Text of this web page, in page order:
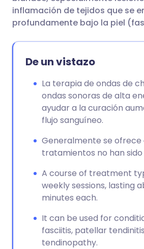
Compartir en
Compartir en X
Compartir vía
Copiar enlace
🇪🇸 Español
🇮🇳 हिन्दी
🇸🇦 عربي
inflamación de tejidos que se
profundamente bajo la piel
De un vistazo
La terapia de ondas de
ondas sonoras de alta
ayudar a la curación
flujo sanguíneo.
Generalmente se ofrece
tratamientos no han
A course of treatment
weekly sessions, lasting
minutes each.
It can be used for
fasciitis, patellar
tendinopathy.